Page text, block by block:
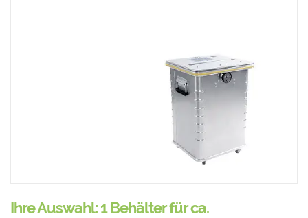
Ihre Auswahl: 1 Behälter für ca.